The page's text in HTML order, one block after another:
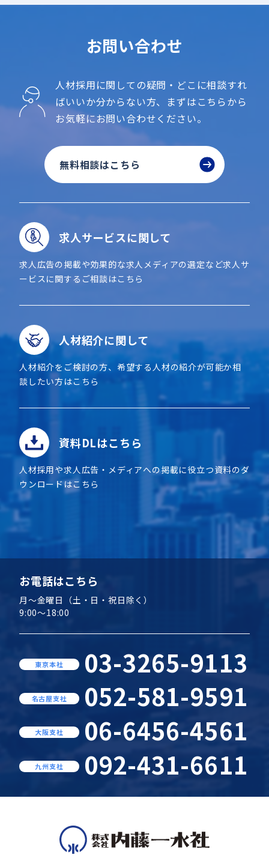
お問い合わせ
人材採用に関しての疑問・どこに相談すれ
ばいいか分からない方、 まずはこちらから
お気軽にお問い合わせください。
無料相談はこちら
求人サービスに関して
求人広告の掲載や効果的な求人メディアの選定など求人サ
ービスに関するご相談はこちら
人材紹介に関して
人材紹介をご検討の方、希望する人材の紹介が可能か相
談したい方はこちら
資料DLはこちら
人材採用や求人広告・メディアへの掲載に役立つ資料のダ
ウンロードはこちら
お電話はこちら
月～金曜日（土・日・祝日除く）
9:00～18:00
東京本社 03-3265-9113
名古屋支社 052-581-9591
大阪支社 06-6456-4561
九州支社 092-431-6611